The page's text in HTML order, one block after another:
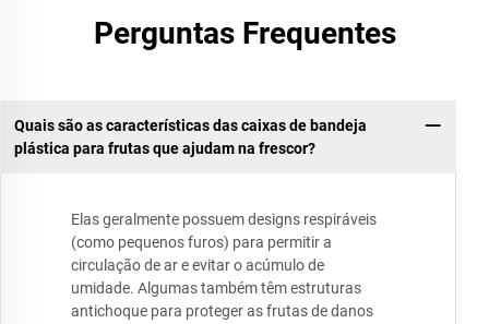
Perguntas Frequentes
Quais são as características das caixas de bandeja
plástica para frutas que ajudam na frescor?
Elas geralmente possuem designs respiráveis
(como pequenos furos) para permitir a
circulação de ar e evitar o acúmulo de
umidade. Algumas também têm estruturas
antichoque para proteger as frutas de danos